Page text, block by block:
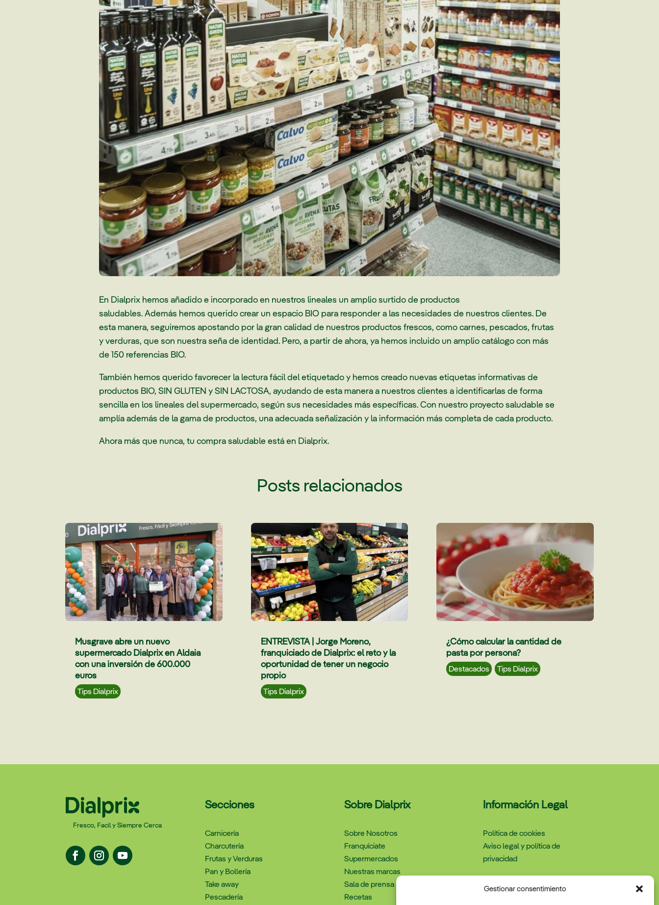
Gestionar consentimiento
En Dialprix hemos añadido e incorporado en nuestros lineales un amplio surtido de productos
saludables. Además hemos querido crear un espacio BIO para responder a las necesidades de nuestros clientes. De
esta manera, seguiremos apostando por la gran calidad de nuestros productos frescos, como carnes, pescados, frutas
y verduras, que son nuestra seña de identidad. Pero, a partir de ahora, ya hemos incluido un amplio catálogo con más
de 150 referencias BIO.
También hemos querido favorecer la lectura fácil del etiquetado y hemos creado nuevas etiquetas informativas de
productos BIO, SIN GLUTEN y SIN LACTOSA, ayudando de esta manera a nuestros clientes a identificarlas de forma
sencilla en los lineales del supermercado, según sus necesidades más específicas. Con nuestro proyecto saludable se
amplía además de la gama de productos, una adecuada señalización y la información más completa de cada producto.
Ahora más que nunca, tu compra saludable está en Dialprix.
Posts relacionados
Musgrave abre un nuevo
supermercado Dialprix en Aldaia
con una inversión de 600.000
euros
Tips Dialprix
ENTREVISTA | Jorge Moreno,
franquiciado de Dialprix: el reto y la
oportunidad de tener un negocio
propio
Tips Dialprix
¿Cómo calcular la cantidad de
pasta por persona?
Destacados , Tips Dialprix
Fresco, Facil y Siempre Cerca
Secciones
Carnicería
Charcutería
Frutas y Verduras
Pan y Bollería
Take away
Pescadería
Sobre Dialprix
Sobre Nosotros
Franquíciate
Supermercados
Nuestras marcas
Sala de prensa
Recetas
Información Legal
Política de cookies
Aviso legal y política de
privacidad